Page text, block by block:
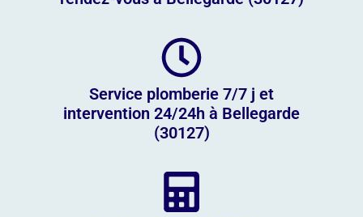
Service plomberie 7/7 j et
intervention 24/24h à Bellegarde
(30127)